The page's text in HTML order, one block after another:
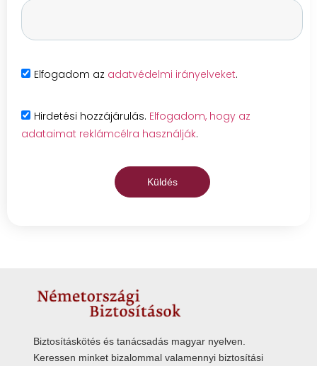
Elfogadom az adatvédelmi irányelveket.
Hirdetési hozzájárulás. Elfogadom, hogy az
adataimat reklámcélra használják.
Küldés
Biztosításkötés és tanácsadás magyar nyelven.
Keressen minket bizalommal valamennyi biztosítási